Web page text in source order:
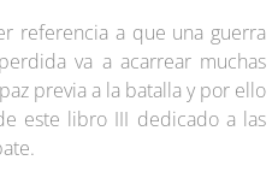
referencia a que una guerra
va a acarrear muchas
previa a la batalla y por ello
este libro III dedicado a las